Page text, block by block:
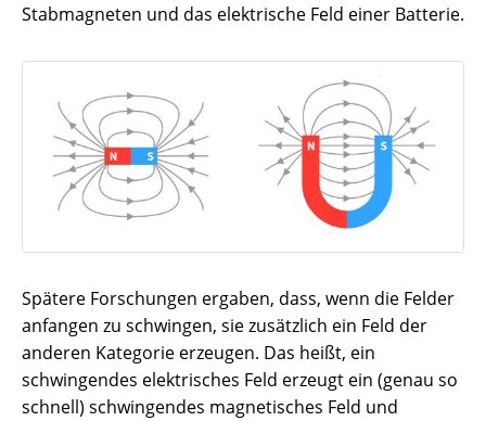
Stabmagneten und das elektrische Feld einer Batterie.
Spätere Forschungen ergaben, dass, wenn die Felder
anfangen zu schwingen, sie zusätzlich ein Feld der
anderen Kategorie erzeugen. Das heißt, ein
schwingendes elektrisches Feld erzeugt ein (genau so
schnell) schwingendes magnetisches Feld und